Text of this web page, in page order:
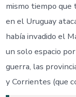
mismo tiempo que
en el Uruguay
había invadido el
un solo espacio
guerra, las
y Corrientes (que